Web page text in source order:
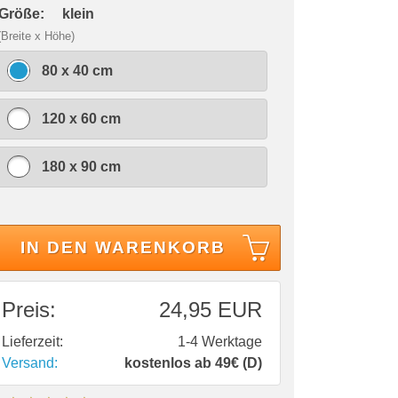
klein
x Höhe)
80 x 40 cm
120 x 60 cm
180 x 90 cm
IN DEN WARENKORB
Preis: 24,95 EUR
Lieferzeit:
1-4 Werktage
Versand:
kostenlos ab 49€ (D)